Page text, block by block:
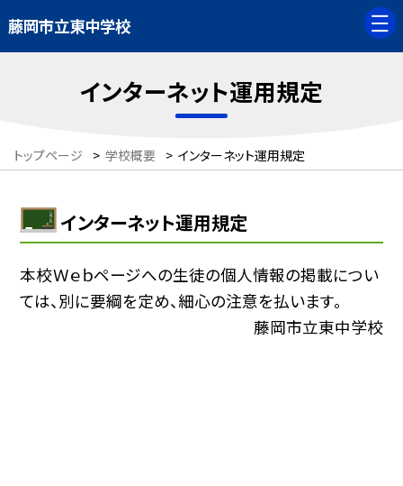
藤岡市立東中学校
インターネット運用規定
トップページ > 学校概要 > インターネット運用規定
インターネット運用規定
本校Ｗｅｂページへの生徒の個人情報の掲載につい
ては、別に要綱を定め、細心の注意を払います。
藤岡市立東中学校